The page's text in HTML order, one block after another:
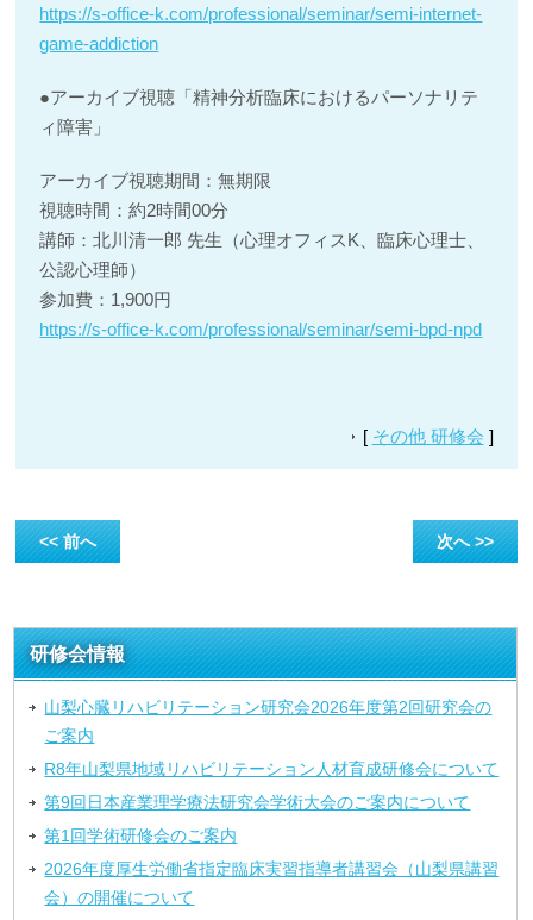
https://s-office-k.com/professional/seminar/semi-internet-
game-addiction
●アーカイブ視聴「精神分析臨床におけるパーソナリテ
ィ障害」
アーカイブ視聴期間：無期限
視聴時間：約2時間00分
講師：北川清一郎 先生（心理オフィスK、臨床心理士、
公認心理師）
参加費：1,900円
https://s-office-k.com/professional/seminar/semi-bpd-npd
[ その他 研修会 ]
<< 前へ 次へ >>
研修会情報
山梨心臓リハビリテーション研究会2026年度第2回研究会の
ご案内
R8年山梨県地域リハビリテーション人材育成研修会について
第9回日本産業理学療法研究会学術大会のご案内について
第1回学術研修会のご案内
2026年度厚生労働省指定臨床実習指導者講習会（山梨県講習
会）の開催について